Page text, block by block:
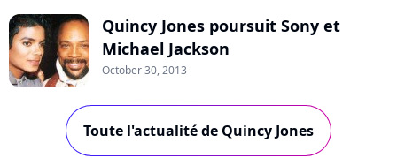
Quincy Jones poursuit Sony et
Michael Jackson
October 30, 2013
Toute l'actualité de Quincy Jones